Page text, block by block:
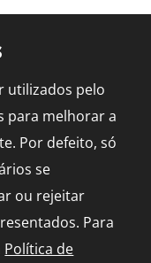
utilizados pelo
para melhorar a
Por defeito, só
se
ou rejeitar
Para
Política de